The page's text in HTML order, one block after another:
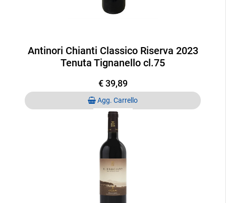
Antinori Chianti Classico Riserva 2023
Tenuta Tignanello cl.75
€ 39,89
Quantità
Agg. Carrello